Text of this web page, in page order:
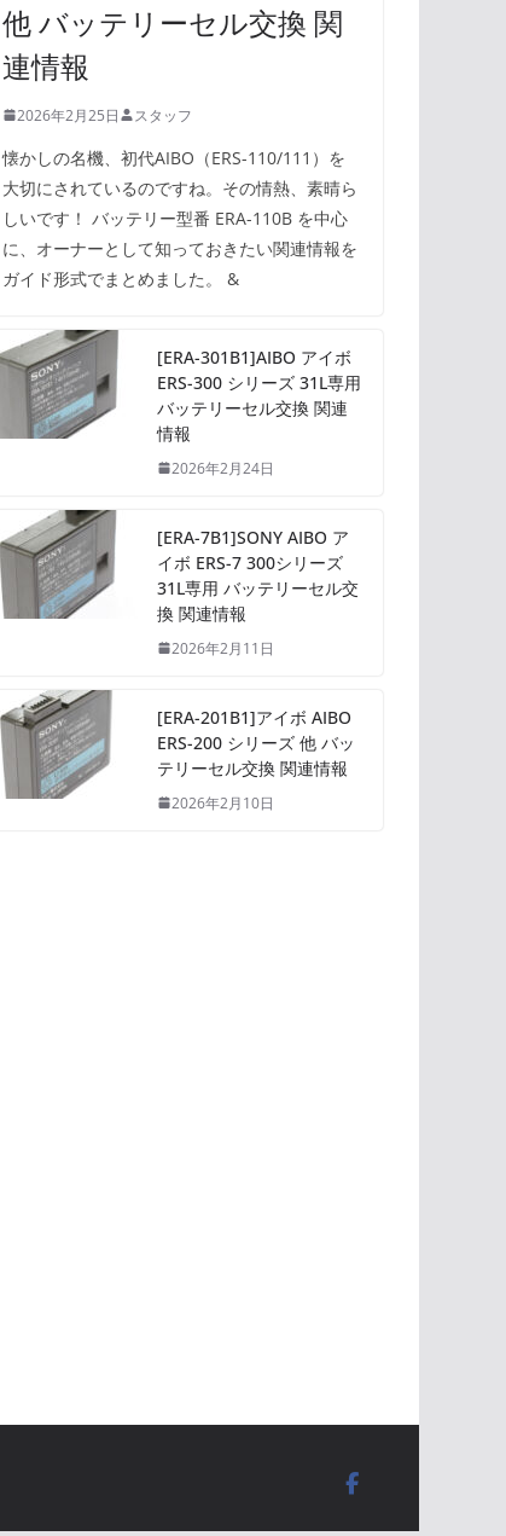
他 バッテリーセル交換 関
連情報
2026年2月25日 スタッフ
懐かしの名機、初代AIBO（ERS-110/111）を
大切にされているのですね。その情熱、素晴ら
しいです！ バッテリー型番 ERA-110B を中心
に、オーナーとして知っておきたい関連情報を
ガイド形式でまとめました。 &
[ERA-301B1]AIBO アイボ
ERS-300 シリーズ 31L専用
バッテリーセル交換 関連
情報
2026年2月24日
[ERA-7B1]SONY AIBO ア
イボ ERS-7 300シリーズ
31L専用 バッテリーセル交
換 関連情報
2026年2月11日
[ERA-201B1]アイボ AIBO
ERS-200 シリーズ 他 バッ
テリーセル交換 関連情報
2026年2月10日